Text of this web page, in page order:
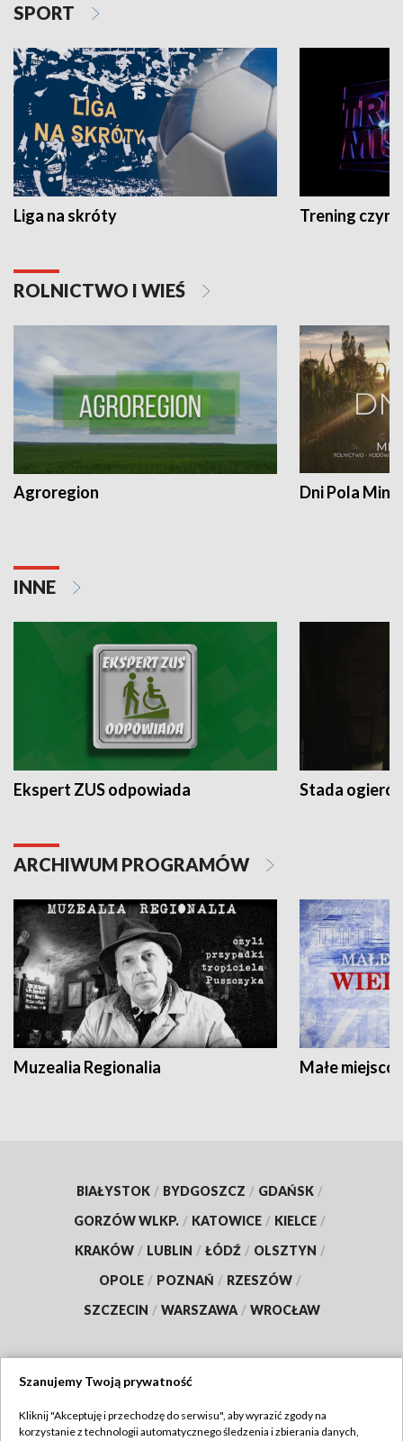
SPORT
Liga na skróty Trening czyni
ROLNICTWO I WIEŚ
Agroregion Dni Pola
INNE
Ekspert ZUS odpowiada Stada
ARCHIWUM PROGRAMÓW
Muzealia Regionalia Małe
BIAŁYSTOK / BYDGOSZCZ / GDAŃSK /
GORZÓW WLKP. / KATOWICE / KIELCE /
KRAKÓW / LUBLIN / ŁÓDŹ / OLSZTYN /
OPOLE / POZNAŃ / RZESZÓW /
SZCZECIN / WARSZAWA / WROCŁAW
TVP
Szanujemy Twoją prywatność
Kliknij "Akceptuję i przechodzę do serwisu", aby wyrazić zgody na
korzystanie z technologii automatycznego śledzenia i zbierania danych,